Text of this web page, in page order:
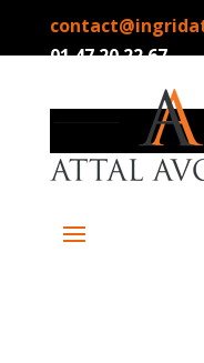
01.47.20.22.67